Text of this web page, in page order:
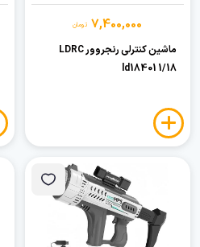
7,400,000 تومان
ماشین کنترلی رنجروور LDRC
ld18401 1/18